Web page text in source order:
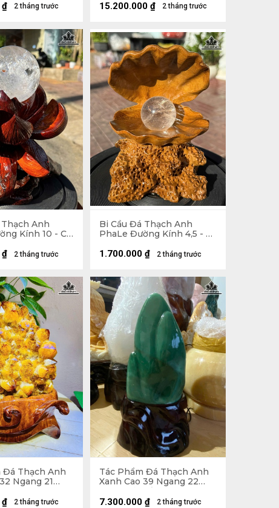
2 tháng trước
₫ 2 tháng trước
15.200.000 ₫
Anh
Kính 10 - Cả
2 tháng trước
₫
Bi Cầu Đá Thạch Anh
PhaLe Đường Kính 4,5 - Cả
2 tháng trước
1.700.000 ₫
Đá Thạch Anh
Ngang 21
2 tháng trước
₫
Tác Phẩm Đá Thạch Anh
Xanh Cao 39 Ngang 22
(cm) - Cả Đế Cao 56 -
19,5kg
2 tháng trước
7.300.000 ₫